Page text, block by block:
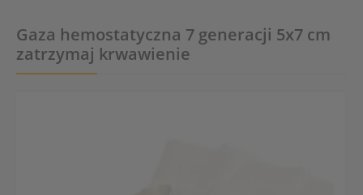
Gaza hemostatyczna 7 generacji 5x7 cm
zatrzymaj krwawienie